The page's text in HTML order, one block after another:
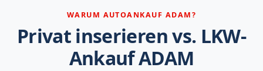
WARUM AUTOANKAUF ADAM?
Privat inserieren vs. LKW-
Ankauf ADAM